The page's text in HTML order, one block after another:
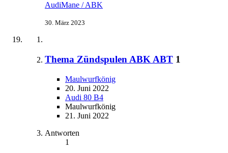
AudiMane / ABK
30. März 2023
Thema Zündspulen ABK ABT 1
Maulwurfkönig
20. Juni 2022
Audi 80 B4
Maulwurfkönig
21. Juni 2022
Antworten
1